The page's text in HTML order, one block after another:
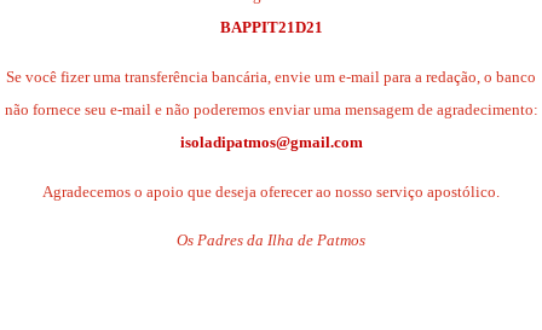
BAPPIT21D21
Se você fizer uma transferência bancária, envie um e-mail para a redação, o banco
não fornece seu e-mail e não poderemos enviar uma mensagem de agradecimento:
isoladipatmos@gmail.com
Agradecemos o apoio que deseja oferecer ao nosso serviço apostólico.
Os Padres da Ilha de Patmos